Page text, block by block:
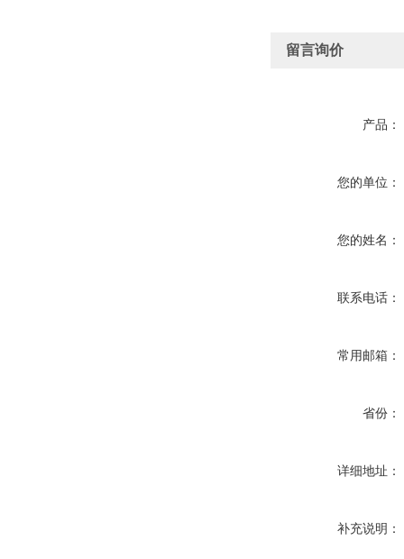
留言询价
产品：
您的单位：
您的姓名：
联系电话：
常用邮箱：
省份：
详细地址：
补充说明：